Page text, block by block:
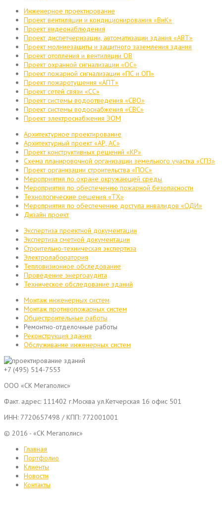
Инженерное проектирование
Проект вентиляции и кондиционирования «ВиК»
Проект видеонаблюдения
Проект диспетчеризации, автоматизации здания «АВТ»
Проект молниезащиты и защитного заземления здания
Проект отопления и вентиляции ОВ
Проект охранной сигнализации «ОС»
Проект пожарной сигнализации «ПС и ОП»
Проект пожаротушения «АПТ»
Проект сетей связи «СС»
Проект системы водоотведения «СВО»
Проект системы водоснабжения «СВС»
Проект электроснабжения ЭОМ
Архитектурное проектирование
Архитектурный проект «АР, АС»
Проект конструктивных решений «КР»
Схема планировочной организации земельного участка «СПЗ»
Проект организации строительства «ПОС»
Мероприятия по охране окружающей среды
Мероприятия по обеспечению пожарной безопасности
Технологические решения «ТХ»
Мероприятия по обеспечению доступа инвалидов «ОДИ»
Дизайн проект
Экспертиза проектной документации
Экспертиза сметной документации
Строительно-техническая экспертиза
Электролаборатория
Тепловизионное обследование
Проведение энергоаудита
Техническое обследование зданий
Монтаж инженерных систем
Монтаж противопожарных систем
Общестроительные работы
Ремонтно-отделочные работы
Реконструкция здания
Обслуживание инженерных систем
+7 (495) 514-7553
ООО «СК Мегаполис»
Факт. адрес: 111402 г.Москва ул.Кетчерская 16 офис 501
ИНН: 7720657498 / КПП: 772001001
© 2016 - «СК Мегаполис»
Главная
Портфолио
Клиенты
Новости
Контакты